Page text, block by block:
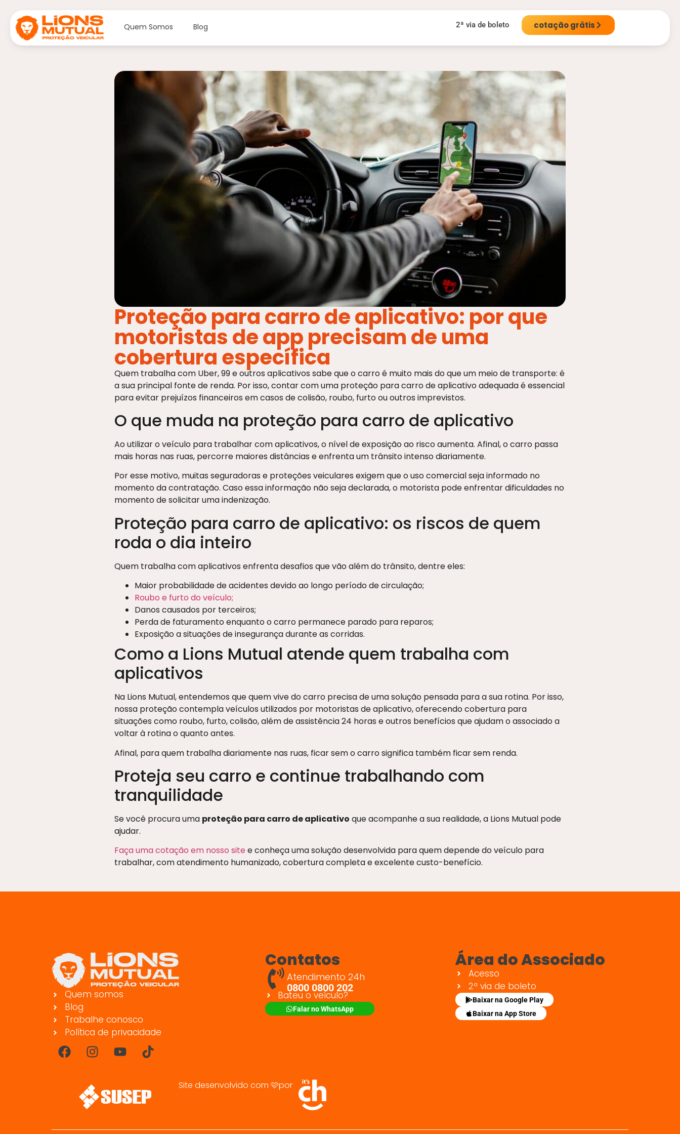
Quem Somos Blog 2ª via de boleto cotação grátis
Proteção para carro de aplicativo: por que
motoristas de app precisam de uma
cobertura específica
Quem trabalha com Uber, 99 e outros aplicativos sabe que o carro é muito mais do que um meio de transporte: é
a sua principal fonte de renda. Por isso, contar com uma proteção para carro de aplicativo adequada é essencial
para evitar prejuízos financeiros em casos de colisão, roubo, furto ou outros imprevistos.
O que muda na proteção para carro de aplicativo
Ao utilizar o veículo para trabalhar com aplicativos, o nível de exposição ao risco aumenta. Afinal, o carro passa
mais horas nas ruas, percorre maiores distâncias e enfrenta um trânsito intenso diariamente.
Por esse motivo, muitas seguradoras e proteções veiculares exigem que o uso comercial seja informado no
momento da contratação. Caso essa informação não seja declarada, o motorista pode enfrentar dificuldades no
momento de solicitar uma indenização.
Proteção para carro de aplicativo: os riscos de quem
roda o dia inteiro
Quem trabalha com aplicativos enfrenta desafios que vão além do trânsito, dentre eles:
Maior probabilidade de acidentes devido ao longo período de circulação;
Roubo e furto do veículo;
Danos causados por terceiros;
Perda de faturamento enquanto o carro permanece parado para reparos;
Exposição a situações de insegurança durante as corridas.
Como a Lions Mutual atende quem trabalha com
aplicativos
Na Lions Mutual, entendemos que quem vive do carro precisa de uma solução pensada para a sua rotina. Por isso,
nossa proteção contempla veículos utilizados por motoristas de aplicativo, oferecendo cobertura para
situações como roubo, furto, colisão, além de assistência 24 horas e outros benefícios que ajudam o associado a
voltar à rotina o quanto antes.
Afinal, para quem trabalha diariamente nas ruas, ficar sem o carro significa também ficar sem renda.
Proteja seu carro e continue trabalhando com
tranquilidade
Se você procura uma proteção para carro de aplicativo que acompanhe a sua realidade, a Lions Mutual pode
ajudar.
Faça uma cotação em nosso site e conheça uma solução desenvolvida para quem depende do veículo para
trabalhar, com atendimento humanizado, cobertura completa e excelente custo-benefício.
Quem somos
Blog
Trabalhe conosco
Política de privacidade
Contatos
Atendimento 24h
0800 0800 202
Bateu o veículo?
Falar no WhatsApp
Área do Associado
Acesso
2ª via de boleto
Baixar na Google Play
Baixar na App Store
Site desenvolvido com 🩷por